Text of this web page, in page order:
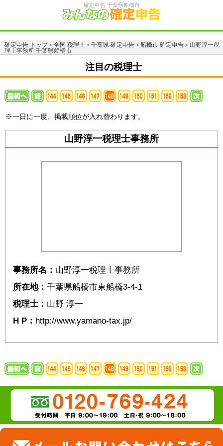
確定申告 千葉県船橋市
確定申告 トップ＞ 全国 税理士＞ 千葉県 確定申告＞ 船橋市 確定申告＞山野淳一税
理士事務所 千葉県船橋市
注目の税理士
※一日に一度、掲載順位が入れ替わります。
山野淳一税理士事務所
事務所名： 山野淳一税理士事務所
所在地： 千葉県船橋市東船橋3-4-1
税理士： 山野 淳一
H P： http://www.yamano-tax.jp/